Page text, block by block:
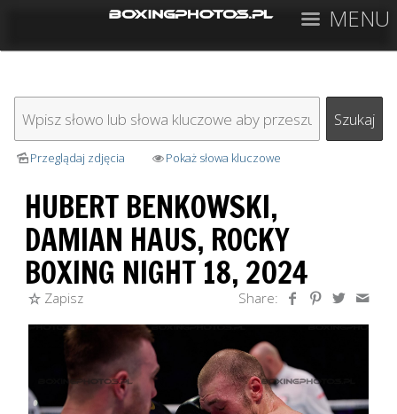
MENU
Przeglądaj zdjęcia Pokaż słowa kluczowe
HUBERT BENKOWSKI,
DAMIAN HAUS, ROCKY
BOXING NIGHT 18, 2024
Zapisz Share: